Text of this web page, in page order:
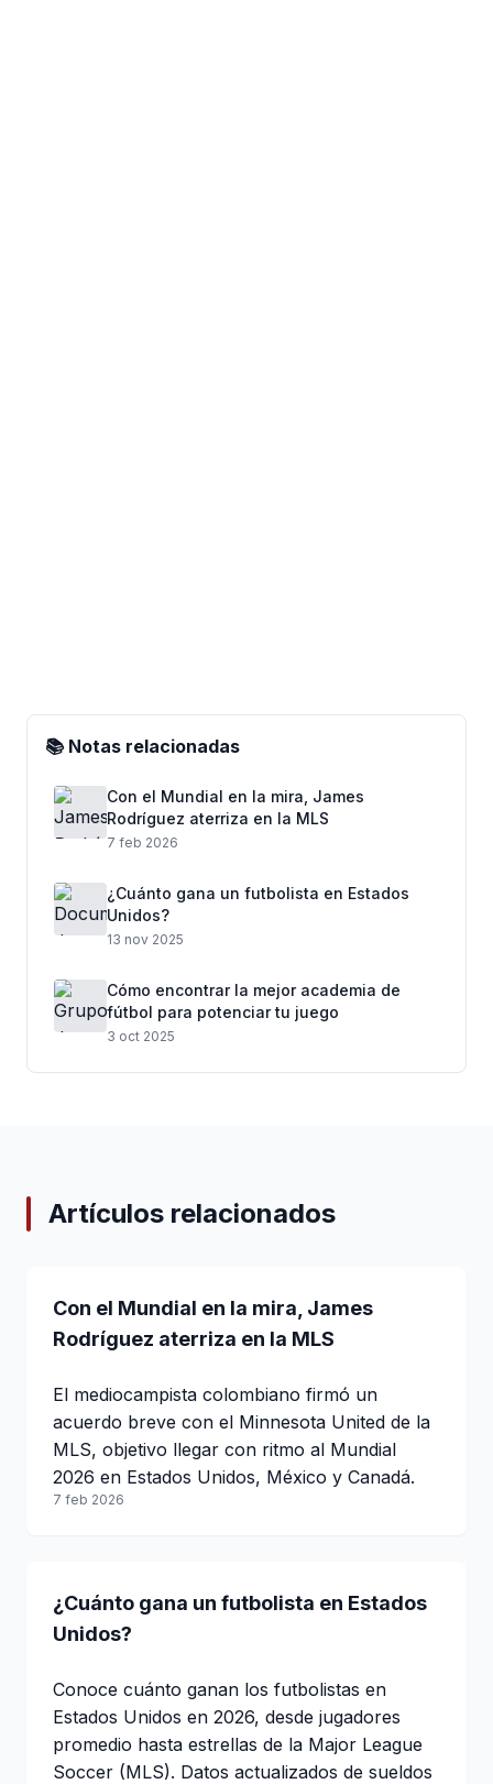
📚 Notas relacionadas
Con el Mundial en la mira, James
Rodríguez aterriza en la MLS
7 feb 2026
¿Cuánto gana un futbolista en Estados
Unidos?
13 nov 2025
Cómo encontrar la mejor academia de
fútbol para potenciar tu juego
3 oct 2025
Artículos relacionados
Con el Mundial en la mira, James
Rodríguez aterriza en la MLS
El mediocampista colombiano firmó un
acuerdo breve con el Minnesota United de la
MLS, objetivo llegar con ritmo al Mundial
2026 en Estados Unidos, México y Canadá.
7 feb 2026
¿Cuánto gana un futbolista en Estados
Unidos?
Conoce cuánto ganan los futbolistas en
Estados Unidos en 2026, desde jugadores
promedio hasta estrellas de la Major League
Soccer (MLS). Datos actualizados de sueldos